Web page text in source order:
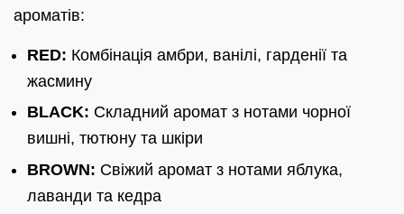
ароматів:
RED: Комбінація амбри, ванілі, гарденії та
жасмину
BLACK: Складний аромат з нотами чорної
вишні, тютюну та шкіри
BROWN: Свіжий аромат з нотами яблука,
лаванди та кедра